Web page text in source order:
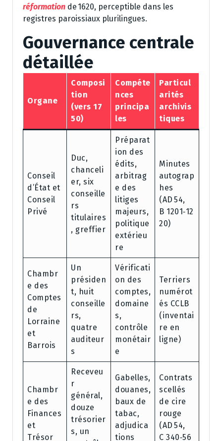
réformation de 1620, perceptible dans les
registres paroissiaux plurilingues.
Gouvernance centrale
détaillée
Organe
Composi
tion
(vers 17
50)
Compéte
nces
principa
les
Particul
arités
archivis
tiques
Conseil
d’État et
Conseil
Privé
Duc,
chanceli
er, six
conseille
rs
titulaires
, greffier
Préparat
ion des
édits,
arbitrag
e des
litiges
majeurs,
politique
extérieu
re
Minutes
autograp
hes
(AD 54,
B 1201‑12
20)
Chambr
e des
Comptes
de
Lorraine
et
Barrois
Un
présiden
t, huit
conseille
rs,
quatre
auditeur
s
Vérificati
on des
comptes,
domaine
s,
contrôle
monétair
e
Terriers
numérot
és CCLB
(inventai
re en
ligne)
Chambr
e des
Finances
et
Trésor
Receveu
r
général,
douze
trésorier
s, un
Gabelles,
douanes,
baux de
tabac,
adjudica
tions
Contrats
scellés
de cire
rouge
(AD 54,
C 340‑56